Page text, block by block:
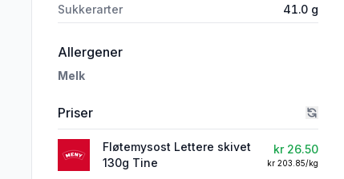
nøye om du har allergier, vi tar forbehold om at det kan være feil i
Sukkerarter
41.0 g
Allergeneri 'Fløtemysost Lettere skivet 130g
Melk
Priser
Fløtemysost Lettere skivet
130g Tine
kr 26.50
kr 203.85/kg